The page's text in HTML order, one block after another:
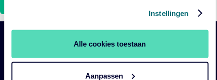
Instellingen
Alle cookies toestaan
Aanpassen
Belangrijke
links
Navigatie